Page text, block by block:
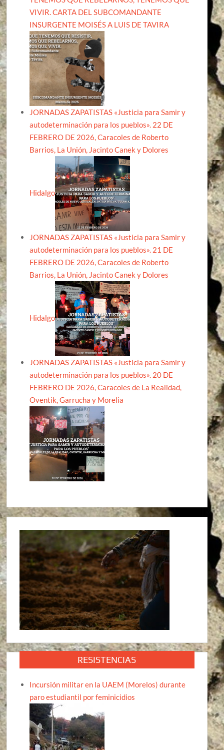
VIVIR. CARTA DEL SUBCOMANDANTE
INSURGENTE MOISÉS A LUIS DE TAVIRA
JORNADAS ZAPATISTAS «Justicia para Samir y
autodeterminación para los pueblos». 22 DE
FEBRERO DE 2026, Caracoles de Roberto
Barrios, La Unión, Jacinto Canek y Dolores
Hidalgo
JORNADAS ZAPATISTAS «Justicia para Samir y
autodeterminación para los pueblos». 21 DE
FEBRERO DE 2026, Caracoles de Roberto
Barrios, La Unión, Jacinto Canek y Dolores
Hidalgo
JORNADAS ZAPATISTAS «Justicia para Samir y
autodeterminación para los pueblos». 20 DE
FEBRERO DE 2026, Caracoles de La Realidad,
Oventik, Garrucha y Morelia
RESISTENCIAS
Incursión militar en la UAEM (Morelos) durante
paro estudiantil por feminicidios